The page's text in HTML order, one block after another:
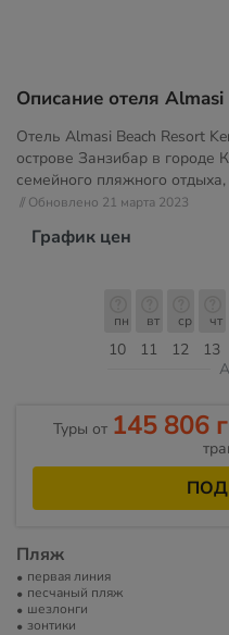
Описание отеля
Отель Almasi Beach Resort
острове Занзибар в городе
семейного пляжного
// Обновлено 21 марта 2023
График цен
10
пн
11
вт
12
ср
13
чт
Туры от 145 806
Пляж
первая линия
песчаный пляж
шезлонги
зонтики